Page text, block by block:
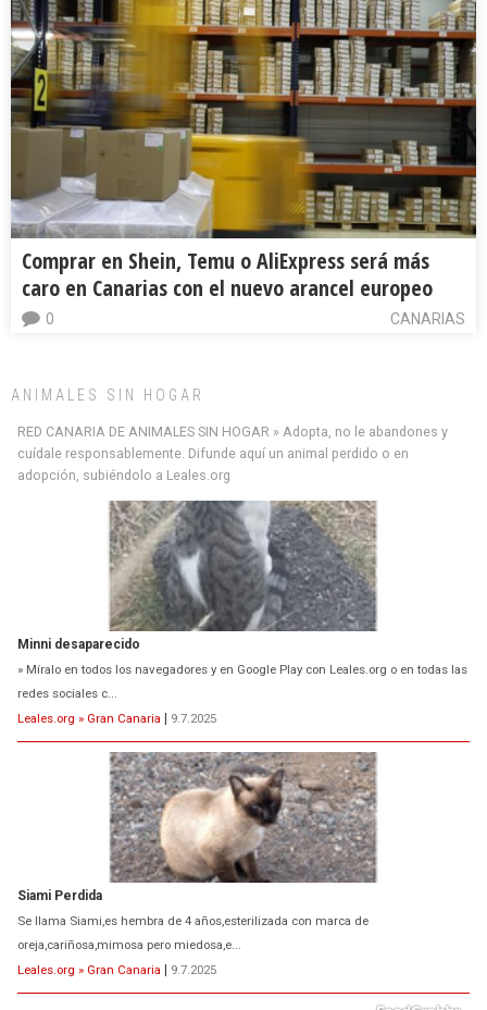
Comprar en Shein, Temu o AliExpress será más
caro en Canarias con el nuevo arancel europeo
CANARIAS
0
ANIMALES SIN HOGAR
RED CANARIA DE ANIMALES SIN HOGAR » Adopta, no le abandones y
cuídale responsablemente. Difunde aquí un animal perdido o en
adopción, subiéndolo a Leales.org
Minni desaparecido
» Míralo en todos los navegadores y en Google Play con Leales.org o en todas las
redes sociales c...
Leales.org » Gran Canaria | 9.7.2025
Siami Perdida
Se llama Siami,es hembra de 4 años,esterilizada con marca de
oreja,cariñosa,mimosa pero miedosa,e...
Leales.org » Gran Canaria | 9.7.2025